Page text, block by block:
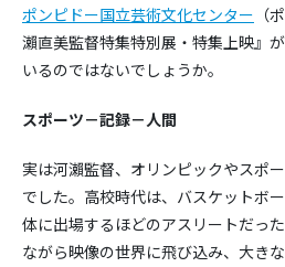
ポンピドー国立芸術文化センター （
瀨直美監督特集特別展・特集上映』
いるのではないでしょうか。
スポーツ－記録－人間
実は河瀨監督、オリンピックやスポ
でした。高校時代は、バスケットボ
体に出場するほどのアスリートだっ
ながら映像の世界に飛び込み、大き